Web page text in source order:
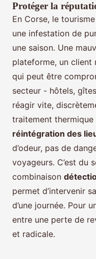
Protéger la
En Corse, le
une infestation de
une saison. Une
plateforme, un client
qui peut être
secteur - hôtels,
réagir vite,
traitement
réintégration des
d’odeur, pas de
voyageurs. C’est du
combinaison
permet d’intervenir
d’une journée. Pour
entre une perte de
et radicale.